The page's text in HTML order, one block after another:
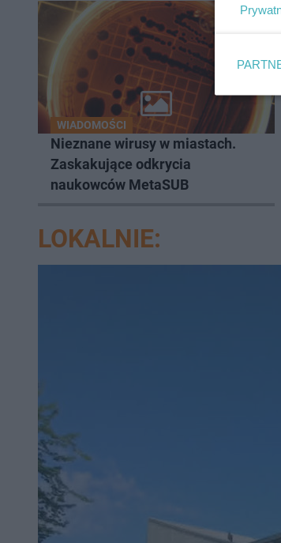
WIADOMOŚCI
Nieznane wirusy w miastach.
Zaskakujące odkrycia
naukowców MetaSUB
LOKALNIE: